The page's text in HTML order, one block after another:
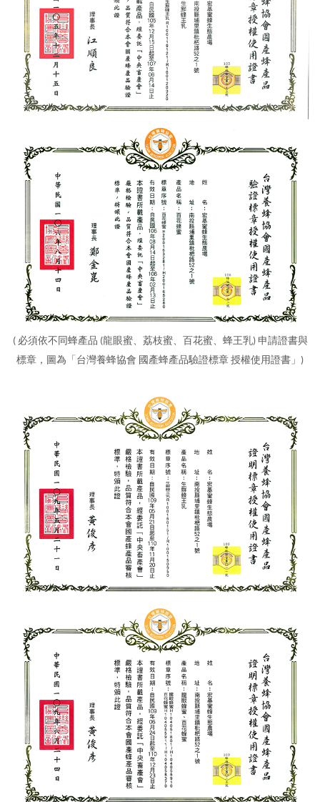
( 必須依不同蜂產品 (龍眼蜜、荔枝蜜、百花蜜、蜂王乳) 申請證書與
標章，圖為「台灣養蜂協會 國產蜂產品驗證標章 授權使用證書」)